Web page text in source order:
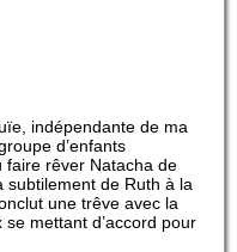
indépendante de ma
d’enfants
faire rêver Natacha de
subtilement de Ruth à la
une trêve avec la
mettant d’accord pour